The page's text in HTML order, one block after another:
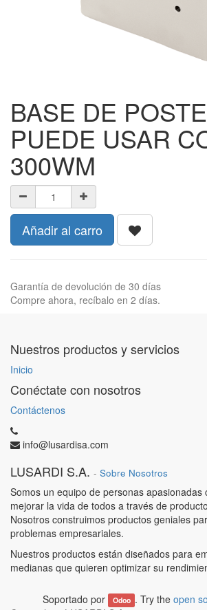
BASE DE POSTE
PUEDE USAR
300WM
Añadir al carro
Garantía de devolución de 30 días
Compre ahora, recíbalo en 2 días.
Nuestros productos y servicios
Inicio
Conéctate con nosotros
Contáctenos
info@lusardisa.com
LUSARDI S.A. - Sobre Nosotros
Somos un equipo de personas apasionadas
mejorar la vida de todos a través de
Nosotros construimos productos geniales
problemas empresariales.
Nuestros productos están diseñados para
medianas que quieren optimizar su
Soportado por Odoo . Try the open